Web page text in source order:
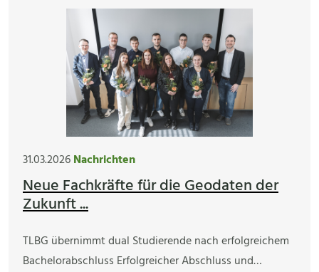
31.03.2026Nachrichten
Neue Fachkräfte für die Geodaten der
Zukunft ...
TLBG übernimmt dual Studierende nach erfolgreichem
Bachelorabschluss Erfolgreicher Abschluss und…